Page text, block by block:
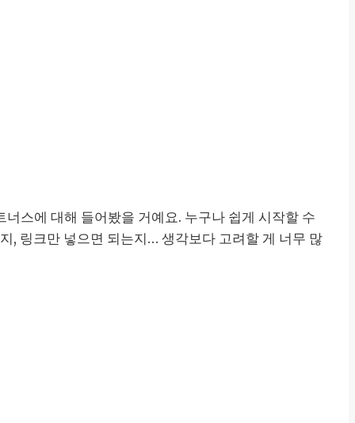
스에 대해 들어봤을 거예요. 누구나 쉽게 시작할 수
, 링크만 넣으면 되는지… 생각보다 고려할 게 너무 많